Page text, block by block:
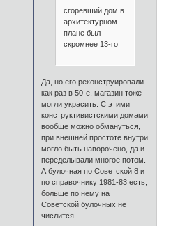
сгоревший дом в
архитектурном
плане был
скромнее 13-го
Да, но его реконструировали
как раз в 50-е, магазин тоже
могли украсить. С этими
конструктивистскими домами
вообще можно обмануться,
при внешней простоте внутри
могло быть наворочено, да и
переделывали многое потом.
А булочная по Советской 8 и
по справочнику 1981-83 есть,
больше по нему на
Советской булочных не
числится.